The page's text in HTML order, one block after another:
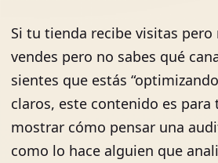
Si tu tienda recibe visitas pero
vendes pero no sabes qué
sientes que estás
claros, este contenido es para
mostrar cómo pensar una
como lo hace alguien que